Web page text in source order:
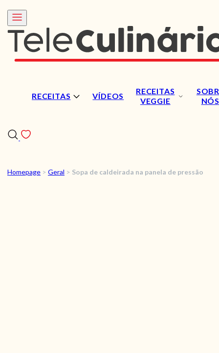
RECEITAS VÍDEOS
RECEITAS
VEGGIE
NÓS
RECEITAS
Homepage > Geral > Sopa de caldeirada na panela de pressão